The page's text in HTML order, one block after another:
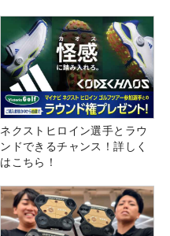
ネクストヒロイン選手とラウ
ンドできるチャンス！詳しく
はこちら！